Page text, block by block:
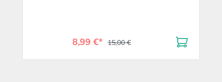
8,99 €* 15,00 €